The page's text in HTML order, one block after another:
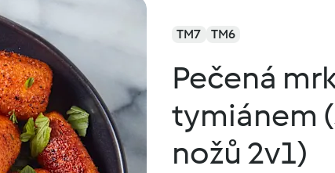
TM7 TM6
Pečená
tymiánem
nožů 2v1)